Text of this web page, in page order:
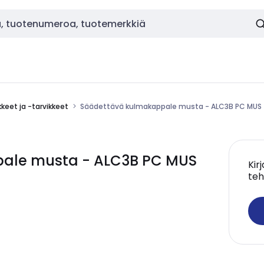
ja -tarvikkeet Säädettävä kulmakappale musta - ALC3B PC MUS
musta - ALC3B PC MUS